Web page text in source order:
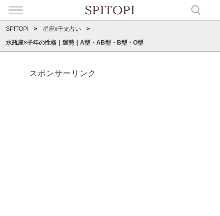
SPITOPI
星座x干支占い
水瓶座×子年の性格｜運勢｜A型・AB型・B型・O型
スポンサーリンク